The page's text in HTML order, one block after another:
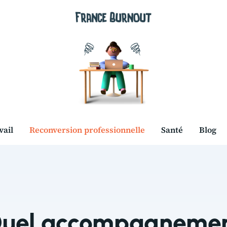
Reconversion professionnelle Santé Blog